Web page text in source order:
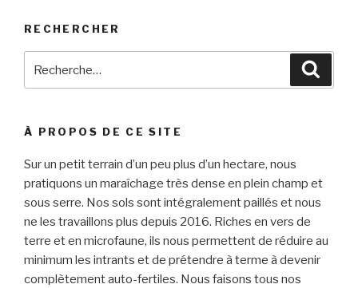
RECHERCHER
pour
À PROPOS DE CE SITE
Sur un petit terrain d’un peu plus d’un hectare, nous
pratiquons un maraîchage très dense en plein champ et
sous serre. Nos sols sont intégralement paillés et nous
ne les travaillons plus depuis 2016. Riches en vers de
terre et en microfaune, ils nous permettent de réduire au
minimum les intrants et de prétendre à terme à devenir
complètement auto-fertiles. Nous faisons tous nos